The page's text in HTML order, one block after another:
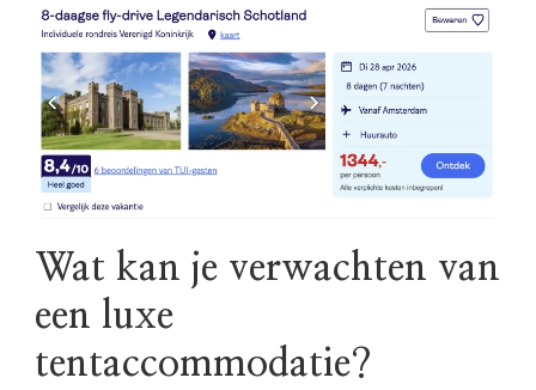
Wat kan je verwachten van
een luxe
tentaccommodatie?